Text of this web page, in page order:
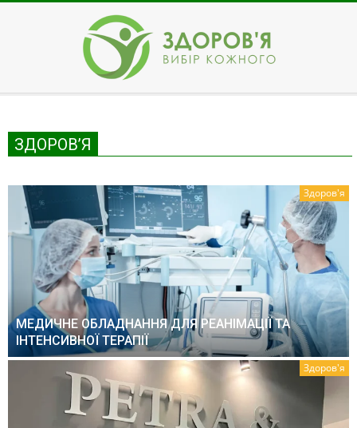
ЗДОРОВ'Я
MenuЗДОРОВ’Я
Здоров'я
МЕДИЧНЕ ОБЛАДНАННЯ ДЛЯ РЕАНІМАЦІЇ ТА
ІНТЕНСИВНОЇ ТЕРАПІЇ
Здоров'я